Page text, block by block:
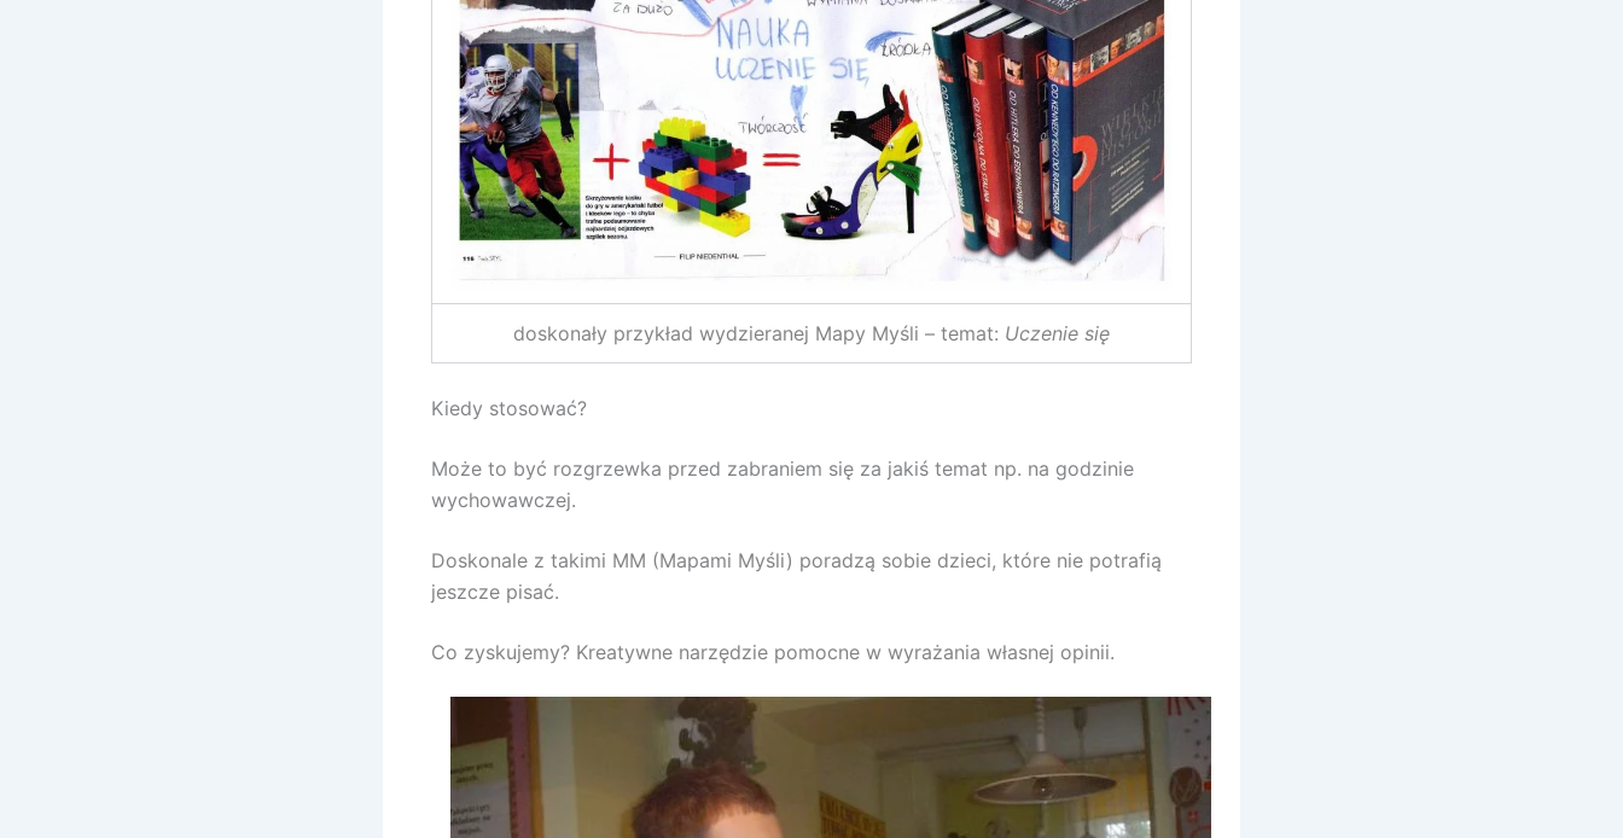
doskonały przykład wydzieranej Mapy Myśli – temat: Uczenie się
Kiedy stosować?
Może to być rozgrzewka przed zabraniem się za jakiś temat np. na godzinie
wychowawczej.
Doskonale z takimi MM (Mapami Myśli) poradzą sobie dzieci, które nie potrafią
jeszcze pisać.
Co zyskujemy? Kreatywne narzędzie pomocne w wyrażania własnej opinii.